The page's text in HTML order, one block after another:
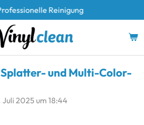
Reinigung
und Multi-Color-
2025 um 18:44